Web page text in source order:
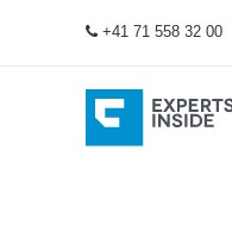
+41 71 558 32 00